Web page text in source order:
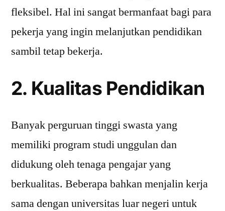
fleksibel. Hal ini sangat bermanfaat bagi para
pekerja yang ingin melanjutkan pendidikan
sambil tetap bekerja.
2. Kualitas Pendidikan
Banyak perguruan tinggi swasta yang
memiliki program studi unggulan dan
didukung oleh tenaga pengajar yang
berkualitas. Beberapa bahkan menjalin kerja
sama dengan universitas luar negeri untuk